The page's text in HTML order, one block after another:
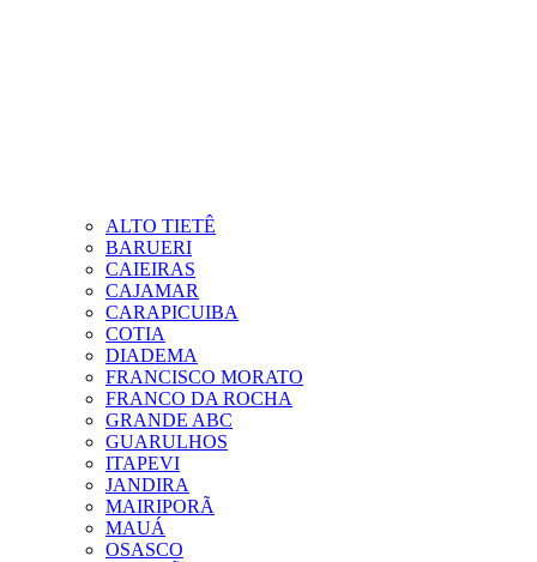
ALTO TIETÊ
BARUERI
CAIEIRAS
CAJAMAR
CARAPICUIBA
COTIA
DIADEMA
FRANCISCO MORATO
FRANCO DA ROCHA
GRANDE ABC
GUARULHOS
ITAPEVI
JANDIRA
MAIRIPORÃ
MAUÁ
OSASCO